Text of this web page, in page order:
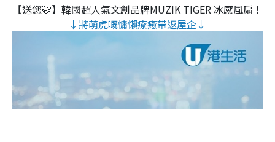
【送您🐯】韓國超人氣文創品牌MUZIK TIGER 冰感風扇！
↓將萌虎嘅慵懶療癒帶返屋企↓